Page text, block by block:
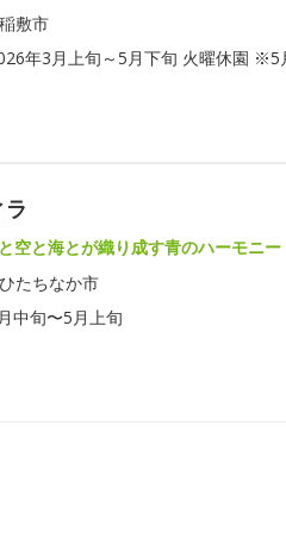
敷市
年3月上旬～5月下旬 火曜休園 ※5
空と海とが織り成す青のハーモニー
たちなか市
中旬〜5月上旬